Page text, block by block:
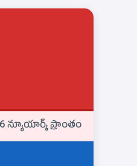
న్యూయార్క్ ప్రాంతం